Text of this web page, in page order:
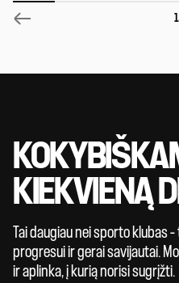
1
KIEKVIENĄ
Tai daugiau nei sporto klubas
progresui ir gerai savijautai.
ir aplinka, į kurią norisi sugrįžti.